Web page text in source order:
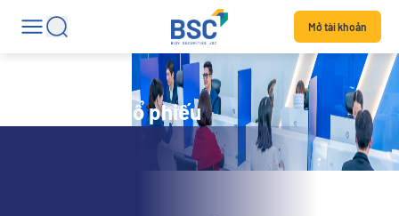
Mở tài khoản
Tin tức mã cổ phiếu